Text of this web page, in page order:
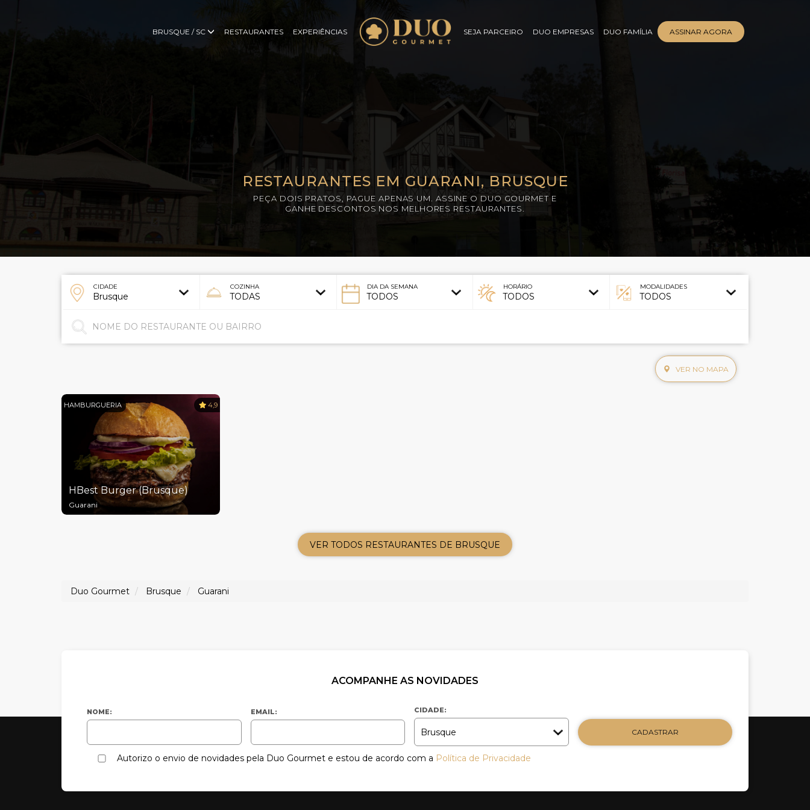
BRUSQUE / SC RESTAURANTES EXPERIÊNCIAS SEJA PARCEIRO DUO EMPRESAS DUO FAMÍLIA ASSINAR AGORA
RESTAURANTES EM GUARANI, BRUSQUE
PEÇA DOIS PRATOS, PAGUE APENAS UM. ASSINE O DUO GOURMET E
GANHE DESCONTOS NOS MELHORES RESTAURANTES.
CIDADE COZINHA DIA DA SEMANA HORÁRIO MODALIDADES
VER NO MAPA
HAMBURGUERIA 4,9
HBest Burger (Brusque)
Guarani
VER TODOS RESTAURANTES DE BRUSQUE
Duo Gourmet Brusque Guarani
ACOMPANHE AS NOVIDADES
NOME: EMAIL: CIDADE:
CADASTRAR
Autorizo o envio de novidades pela Duo Gourmet e estou de acordo com a Política de Privacidade